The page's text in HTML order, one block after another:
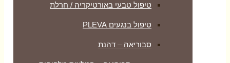
טיפול טבעי באורטיקריה / חרלת
טיפול בנגעים PLEVA
סבוריאה – דהנת